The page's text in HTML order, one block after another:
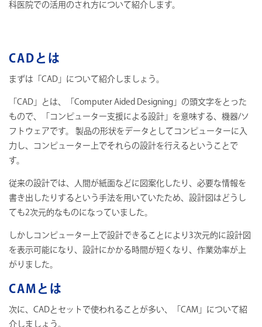
科医院での活用のされ方について紹介します。
CADとは
まずは「CAD」について紹介しましょう。
「CAD」とは、「Computer Aided Designing」の頭文字をとった
もので、「コンピューター支援による設計」を意味する、機器/ソ
フトウェアです。 製品の形状をデータとしてコンピューターに入
力し、コンピューター上でそれらの設計を行えるということで
す。
従来の設計では、人間が紙面などに図案化したり、必要な情報を
書き出したりするという手法を用いていたため、設計図はどうし
ても2次元的なものになっていました。
しかしコンピューター上で設計できることにより3次元的に設計図
を表示可能になり、設計にかかる時間が短くなり、作業効率が上
がりました。
CAMとは
次に、CADとセットで使われることが多い、「CAM」について紹
介しましょう。